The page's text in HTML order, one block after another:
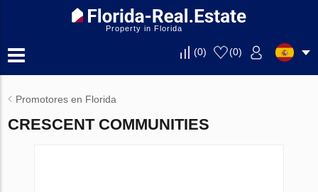
Property in Florida
(0) (0)
Promotores en Florida
CRESCENT COMMUNITIES